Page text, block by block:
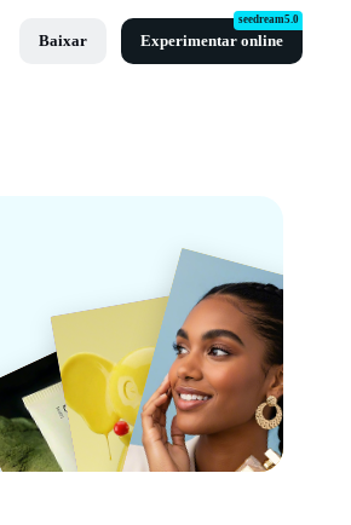
Baixar Experimentar online
seedream5.0